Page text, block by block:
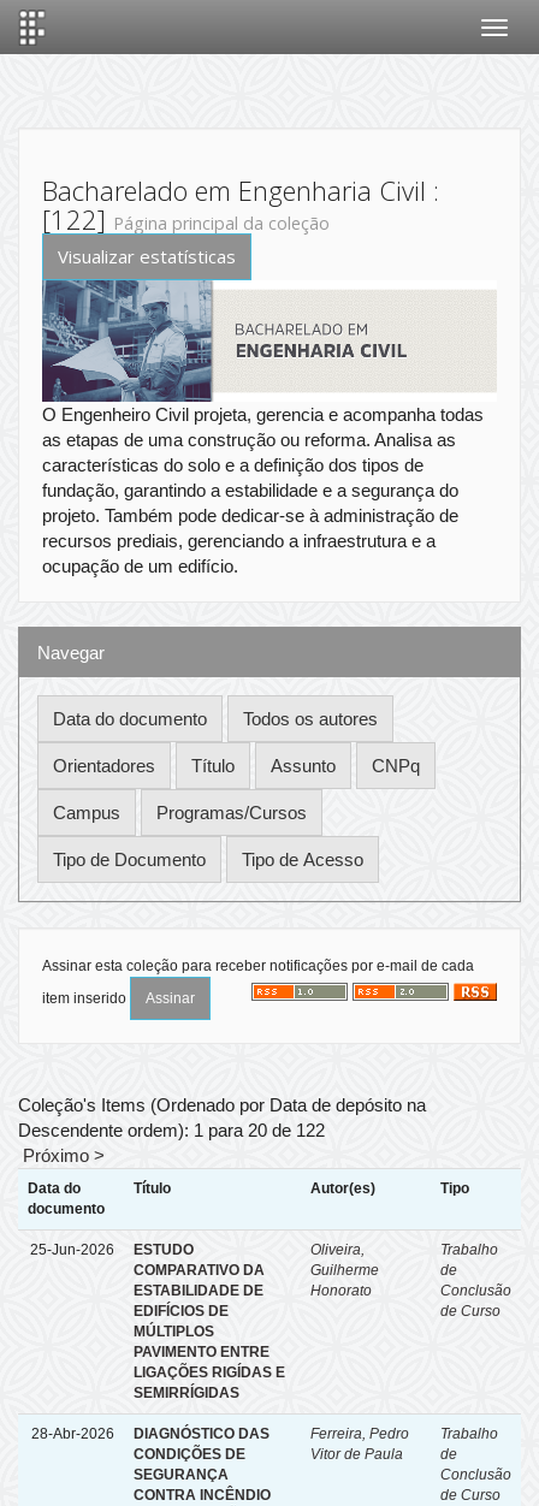
Bacharelado em Engenharia Civil :
[122] Página principal da coleção
Visualizar estatísticas
O Engenheiro Civil projeta, gerencia e acompanha todas
as etapas de uma construção ou reforma. Analisa as
características do solo e a definição dos tipos de
fundação, garantindo a estabilidade e a segurança do
projeto. Também pode dedicar-se à administração de
recursos prediais, gerenciando a infraestrutura e a
ocupação de um edifício.
Navegar
Assinar esta coleção para receber notificações por e-mail de cada
item inserido
Coleção's Items (Ordenado por Data de depósito na
Descendente ordem): 1 para 20 de 122
Próximo >
Data do
documento
Título Autor(es) Tipo
25-Jun-2026
ESTUDO
COMPARATIVO DA
ESTABILIDADE DE
EDIFÍCIOS DE
MÚLTIPLOS
PAVIMENTO ENTRE
LIGAÇÕES RIGÍDAS E
SEMIRRÍGIDAS
Oliveira,
Guilherme
Honorato
Trabalho
de
Conclusão
de Curso
28-Abr-2026
DIAGNÓSTICO DAS
CONDIÇÕES DE
SEGURANÇA
CONTRA INCÊNDIO
Ferreira, Pedro
Vitor de Paula
Trabalho
de
Conclusão
de Curso